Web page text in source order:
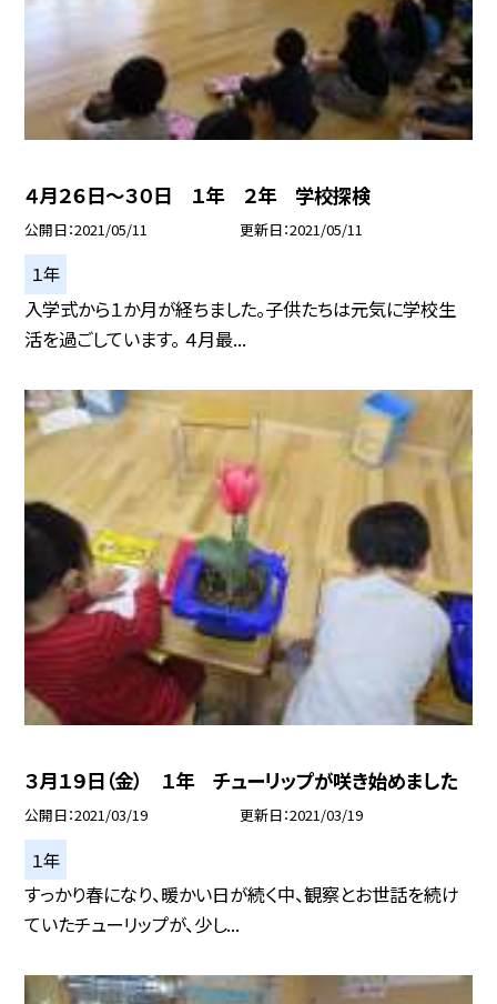
４月２６日〜３０日 １年 ２年 学校探検
公開日 2021/05/11 更新日 2021/05/11
１年
入学式から１か月が経ちました。子供たちは元気に学校生
活を過ごしています。 ４月最...
３月１９日（金） １年 チューリップが咲き始めました
公開日 2021/03/19 更新日 2021/03/19
１年
すっかり春になり、暖かい日が続く中、観察とお世話を続け
ていたチューリップが、少し...